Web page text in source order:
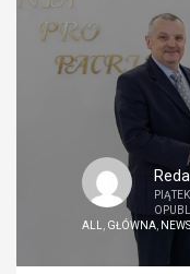
ALL
GŁÓWNA NEWS